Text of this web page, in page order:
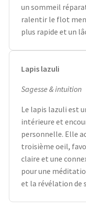
un sommeil
ralentir le flot
plus rapide et un
Lapis lazuli
Sagesse & intuition
Le lapis lazuli est
intérieure et
personnelle. Elle
troisième oeil,
claire et une
pour une
et la révélation de